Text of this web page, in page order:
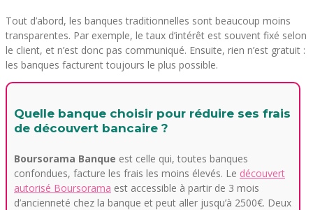
Tout d’abord, les banques traditionnelles sont beaucoup moins
transparentes. Par exemple, le taux d’intérêt est souvent fixé selon
le client, et n’est donc pas communiqué. Ensuite, rien n’est gratuit :
les banques facturent toujours le plus possible.
Quelle banque choisir pour réduire ses frais
de découvert bancaire ?
Boursorama Banque est celle qui, toutes banques
confondues, facture les frais les moins élevés. Le découvert
autorisé Boursorama est accessible à partir de 3 mois
d’ancienneté chez la banque et peut aller jusqu’à 2500€. Deux